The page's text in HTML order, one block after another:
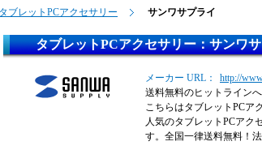
タブレットPCアクセサリー サンワサプライ
タブレットPCアクセサリー：サンワ
メーカー URL：
http://
送料無料のヒットラインへ
こちらはタブレットPCア
人気のタブレットPCアク
す。全国一律送料無料！法